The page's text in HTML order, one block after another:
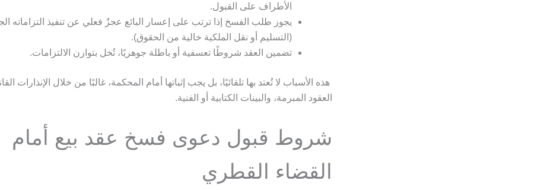
الأطراف على القبول.
يجوز طلب الفسخ إذا ترتب على إعسار البائع عجزٌ فعلي عن تنفيذ التزاماته
(التسليم أو نقل الملكية خالية من الحقوق).
تضمين العقد شروطًا تعسفية أو باطلة جوهريًا، تُخل بتوازن الالتزامات.
هذه الأسباب لا تُعتد بها تلقائيًا، بل يجب إثباتها أمام المحكمة، غالبًا من خلال الإنذارات
العقود المبرمة، والبينات الكتابية أو الفنية.
شروط قبول دعوى فسخ عقد بيع أمام
القضاء القطري